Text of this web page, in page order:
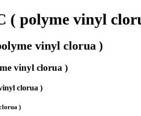
( polyme vinyl
vinyl clorua )
vinyl clorua )
clorua )
)